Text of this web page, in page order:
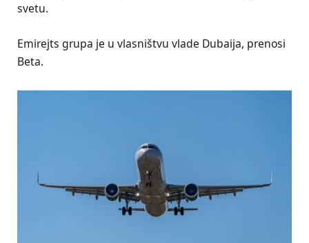
svetu.
Emirejts grupa je u vlasništvu vlade Dubaija, prenosi
Beta.